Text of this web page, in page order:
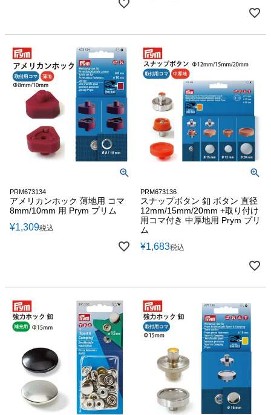
PRM673134
アメリカンホック 薄地用 コマ
8mm/10mm 用 Prym プリム
¥1,309税込
PRM673136
スナップボタン 釦 ボタン 直径
12mm/15mm/20mm +取り付け
用コマ付き 中厚地用 Prym プリ
ム
¥1,683税込